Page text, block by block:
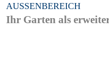
AUSSENBEREICH
Ihr Garten als